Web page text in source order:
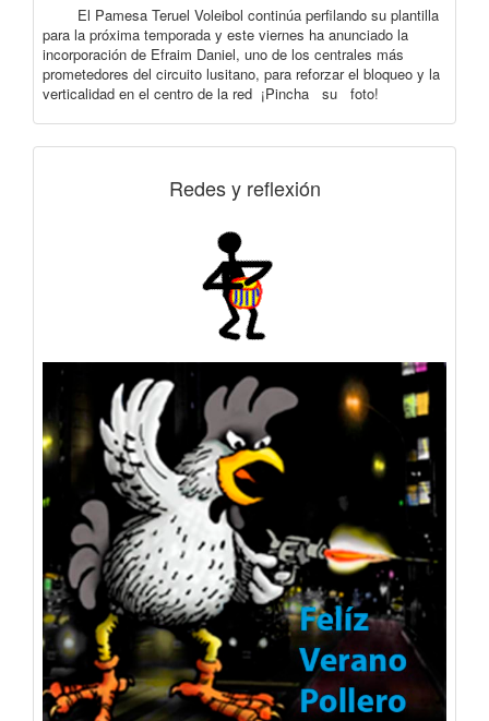
El Pamesa Teruel Voleibol continúa perfilando su plantilla
para la próxima temporada y este viernes ha anunciado la
incorporación de Efraim Daniel, uno de los centrales más
prometedores del circuito lusitano, para reforzar el bloqueo y la
verticalidad en el centro de la red ¡Pincha su foto!
Redes y reflexión